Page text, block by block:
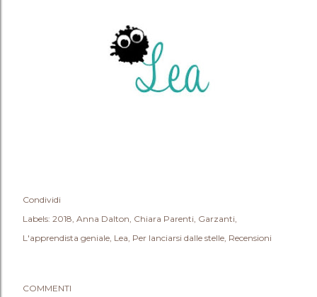
Condividi
Labels: 2018 Anna Dalton Chiara Parenti Garzanti
L'apprendista geniale Lea Per lanciarsi dalle stelle Recensioni
COMMENTI